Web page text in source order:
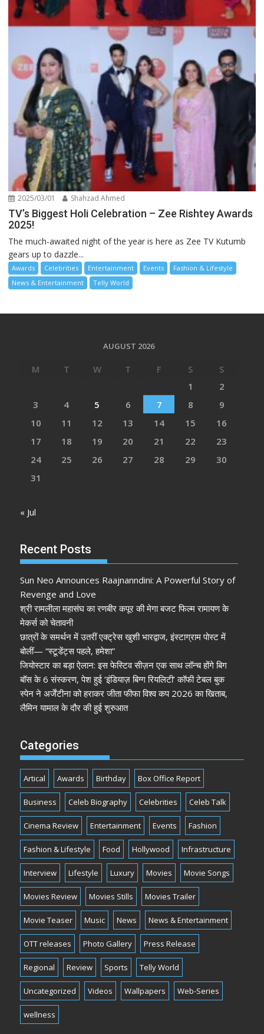
2025/03/01 Shahzad Ahmed
TV’s Biggest Holi Celebration – Zee Rishtey Awards
2025!
The much-awaited night of the year is here as Zee TV Kutumb
gears up to dazzle...
Awards Celebrities Entertainment Events
Fashion & Lifestyle
News & Entertainment
Telly World
AUGUST 2026
M T W T F S
S
1
2
3
4 5 6 7 8
9
10
11 12 13 14 15
16
17
18 19 20 21 22
23
24
25 26 27 28 29
30
31
« Jul
Recent Posts
Sun Neo Announces Raajnanndini: A Powerful Story of
Revenge and Love
श्री रामलीला महासंघ का रणबीर कपूर की मेगा बजट फिल्म रामायण के
मेकर्स को चेतावनी
छात्रों के समर्थन में उतरीं एक्ट्रेस खुशी भारद्वाज, इंस्टाग्राम पोस्ट में
बोलीं— “स्टूडेंट्स पहले, हमेशा”
जियोस्टार का बड़ा ऐलान: इस फेस्टिव सीज़न एक साथ लॉन्च होंगे बिग
बॉस के 6 संस्करण, पेश हुई ‘इंडियाज़ बिग्ग रियलिटी’ कॉफी टेबल बुक
स्पेन ने अर्जेंटीना को हराकर जीता फीफा विश्व कप 2026 का खिताब,
लैमिन यामाल के दौर की हुई शुरुआत
Categories
Artical Awards Birthday Box Office Report
Business Celeb Biography Celebrities Celeb Talk
Cinema Review Entertainment Events Fashion
Fashion & Lifestyle Food Hollywood Infrastructure
Interview Lifestyle Luxury Movies Movie Songs
Movies Review Movies Stills Movies Trailer
Movie Teaser Music News News & Entertainment
OTT releases Photo Gallery Press Release
Regional Review Sports Telly World
Uncategorized Videos Wallpapers Web-Series
wellness